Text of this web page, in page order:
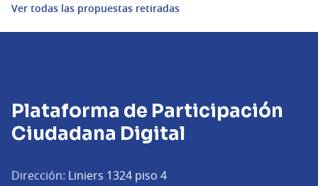
Ver todas las propuestas retiradas
Plataforma de Participación
Ciudadana Digital
Dirección: Liniers 1324 piso 4